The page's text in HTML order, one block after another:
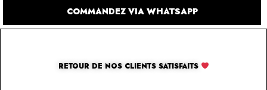
COMMANDEZ VIA WHATSAPP
RETOUR DE NOS CLIENTS SATISFAITS